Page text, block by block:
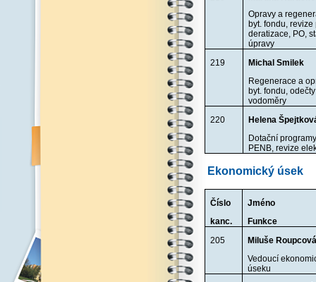
Opravy a
byt. fondu, revize
deratizace, PO,
úpravy
219
Michal Smilek
Regenerace a
byt. fondu,
vodoměry
220
Helena
Dotační
PENB, revize
Ekonomický úsek
Číslo
kanc.
Jméno
Funkce
205
Miluše
Vedoucí
úseku